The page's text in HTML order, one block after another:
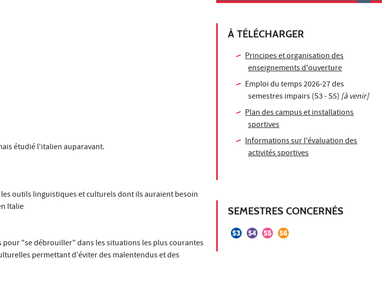
étudié l'italien auparavant.
outils linguistiques et culturels dont ils auraient besoin
Italie
pour "se débrouiller" dans les situations les plus courantes
permettant d'éviter des malentendus et des
À TÉLÉCHARGER
Principes et organisation des
enseignements d'ouverture
Emploi du temps 2026-27 des
semestres impairs (S3 - S5) [à venir]
Plan des campus et installations
sportives
Informations sur l'évaluation des
activités sportives
SEMESTRES CONCERNÉS